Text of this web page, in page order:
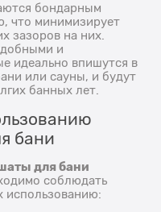
бондарным
что минимизирует
зазоров на них.
и
идеально впишутся в
или сауны, и будут
банных лет.
бани
для бани
соблюдать
использованию: